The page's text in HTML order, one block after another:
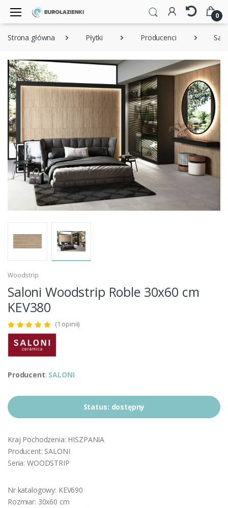
0
Strona główna Płytki Producenci
Woodstrip
Saloni Woodstrip Roble 30x60 cm
KEV380
(1 opinii)
Producent: SALONI
Status: dostępny
Kraj Pochodzenia: HISZPANIA
Producent: SALONI
Seria: WOODSTRIP
Nr katalogowy: KEV690
Rozmiar: 30x60 cm